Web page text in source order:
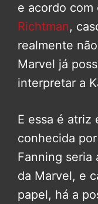
e acordo com
Richtman,
realmente
Marvel já
interpretar a
E essa é atriz
conhecida por
Fanning seria
da Marvel, e
papel, há a